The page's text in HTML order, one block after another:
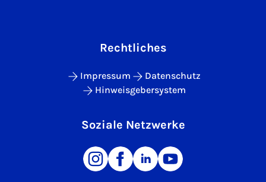
Rechtliches
Impressum
Datenschutz
Hinweisgebersystem
Soziale Netzwerke